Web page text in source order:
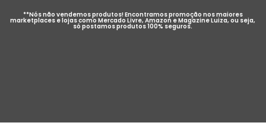
**Nós não vendemos produtos! Encontramos promoção nos maiores
marketplaces e lojas como Mercado Livre, Amazon e Magazine Luiza, ou seja,
só postamos produtos 100% seguros.